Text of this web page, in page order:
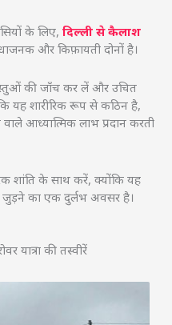
के लिए,दिल्ली से कैलाश
और किफ़ायती दोनों है।
की जाँच कर लें और उचित
यह शारीरिक रूप से कठिन है,
आध्यात्मिक लाभ प्रदान करती
शांति के साथ करें, क्योंकि यह
जुड़ने का एक दुर्लभ अवसर है।
यात्रा की तस्वीरें